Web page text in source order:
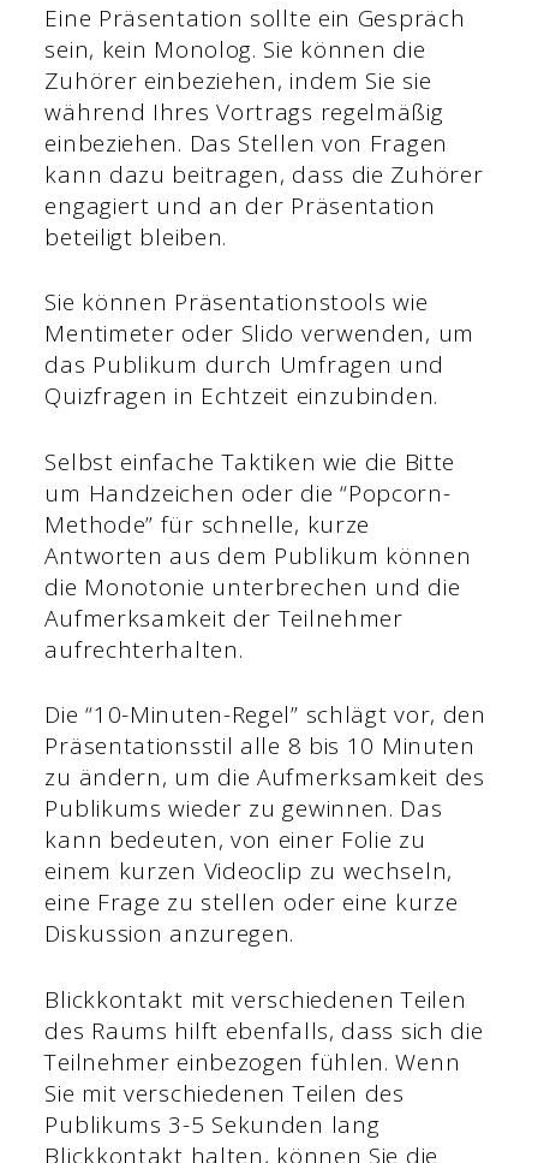
Eine Präsentation sollte ein Gespräch
sein, kein Monolog. Sie können die
Zuhörer einbeziehen, indem Sie sie
während Ihres Vortrags regelmäßig
einbeziehen. Das Stellen von Fragen
kann dazu beitragen, dass die Zuhörer
engagiert und an der Präsentation
beteiligt bleiben.
Sie können Präsentationstools wie
Mentimeter oder Slido verwenden, um
das Publikum durch Umfragen und
Quizfragen in Echtzeit einzubinden.
Selbst einfache Taktiken wie die Bitte
um Handzeichen oder die “Popcorn-
Methode” für schnelle, kurze
Antworten aus dem Publikum können
die Monotonie unterbrechen und die
Aufmerksamkeit der Teilnehmer
aufrechterhalten.
Die “10-Minuten-Regel” schlägt vor, den
Präsentationsstil alle 8 bis 10 Minuten
zu ändern, um die Aufmerksamkeit des
Publikums wieder zu gewinnen. Das
kann bedeuten, von einer Folie zu
einem kurzen Videoclip zu wechseln,
eine Frage zu stellen oder eine kurze
Diskussion anzuregen.
Blickkontakt mit verschiedenen Teilen
des Raums hilft ebenfalls, dass sich die
Teilnehmer einbezogen fühlen. Wenn
Sie mit verschiedenen Teilen des
Publikums 3-5 Sekunden lang
Blickkontakt halten, können Sie die